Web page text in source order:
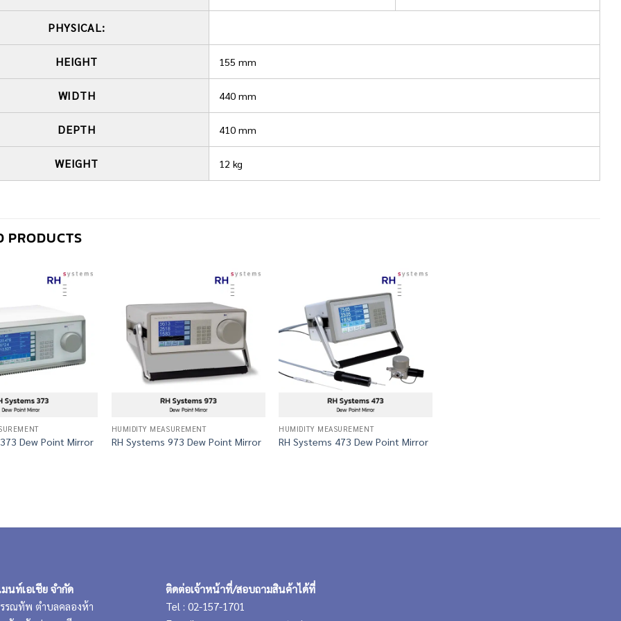
PHYSICAL:
HEIGHT 155 mm
WIDTH 440 mm
DEPTH 410 mm
WEIGHT 12 kg
PRODUCTS
Dew Point Mirror
HUMIDITY MEASUREMENT
RH Systems 973 Dew Point Mirror
HUMIDITY MEASUREMENT
RH Systems 473 Dew Point Mirror
นท์เอเชีย จำกัด
รณทัพ ตำบลคลองห้า
ติดต่อเจ้าหน้าที่/สอบถามสินค้าได้ที่
Tel : 02-157-1701